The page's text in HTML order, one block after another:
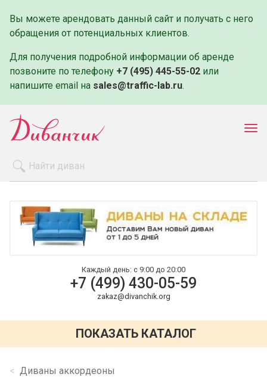
Вы можете арендовать данный сайт и получать с него
обращения от потенциальных клиентов.
Для получения подробной информации об аренде
позвоните по телефону +7 (495) 445-55-02 или
напишите email на sales@traffic-lab.ru.
Оплата и доставка
Контакты
Каждый день: с 9:00 до 20:00
+7 (499) 430-05-59
zakaz@divanchik.org
ПОКАЗАТЬ КАТАЛОГ
Диваны аккордеоны